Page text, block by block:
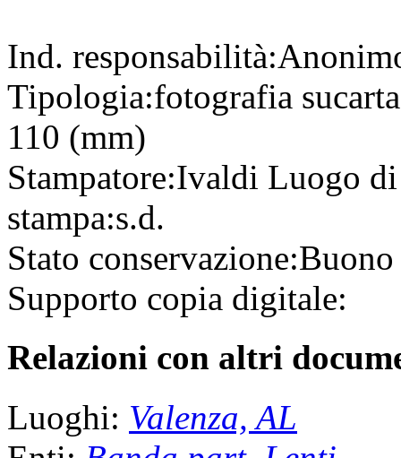
Ind. responsabilità:
Tipologia:fotografia su
110 (mm)
Stampatore:Ivaldi Luogo
stampa:s.d.
Stato conservazione:Buono
Supporto copia digitale:
Relazioni con altri
Luoghi: Valenza, AL